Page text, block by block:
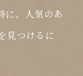
に、人気のあ
見つけるに